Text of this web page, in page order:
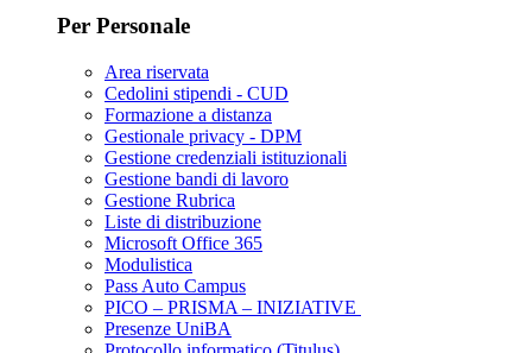
Per Personale
Area riservata
Cedolini stipendi - CUD
Formazione a distanza
Gestionale privacy - DPM
Gestione credenziali istituzionali
Gestione bandi di lavoro
Gestione Rubrica
Liste di distribuzione
Microsoft Office 365
Modulistica
Pass Auto Campus
PICO – PRISMA – INIZIATIVE
Presenze UniBA